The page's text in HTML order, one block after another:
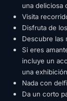
una deliciosa
Visita
Disfruta de
Descubre las
Si eres
incluye un
una
Nada con
Da un corto